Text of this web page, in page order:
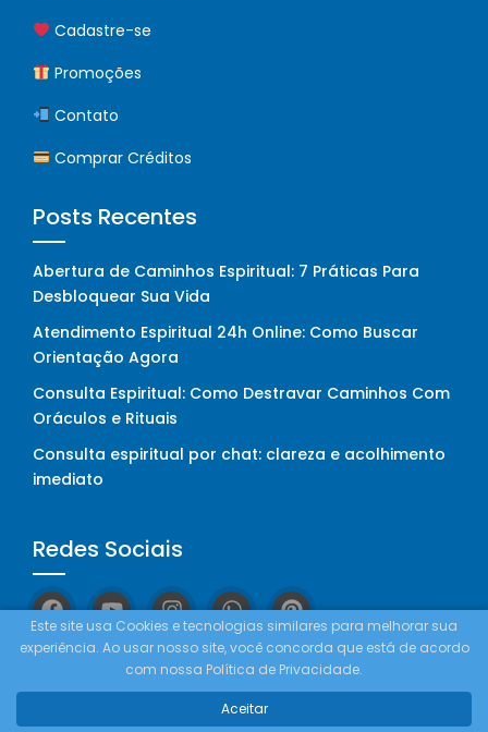
Cadastre-se
Promoções
Contato
Comprar Créditos
Posts Recentes
Abertura de Caminhos Espiritual: 7 Práticas Para
Desbloquear Sua Vida
Atendimento Espiritual 24h Online: Como Buscar
Orientação Agora
Consulta Espiritual: Como Destravar Caminhos Com
Oráculos e Rituais
Consulta espiritual por chat: clareza e acolhimento
imediato
Redes Sociais
Como Funciona
Este site usa Cookies e tecnologias similares para melhorar sua
experiência. Ao usar nosso site, você concorda que está de acordo
com nossa Política de Privacidade.
Aceitar